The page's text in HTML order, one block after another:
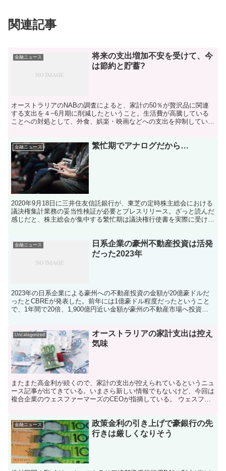
関連記事
金融ニュース
将来の支出増加不安を受けて、今
は節約と貯蓄?
オーストラリアのNABの調査によると、家計の50％が贅沢品に関連
する支出を４−6月期に削減したということ。生活費が高騰している
ことへの対処として、外食、娯楽・映画などへの支出を抑制してい
金融ニュース 繁忙期でアナログだから…
2020年9月18日に三井住友信託銀行が、東芝の定時株主総会における
議決権集計業務の妥当性検証が必要とプレスリリース。ざっと読んだ
感じだと、株主総会が集中する繁忙期は議決権行使書を実際に受け取
金融ニュース
日系企業の豪州不動産投資は活発
だった2023年
2023年の日系企業による豪州への不動産投資の金額が20億豪ドルだ
ったとCBREが発表した。前年には1億豪ドル程度だったということ
で、1年間で20倍、1,900億円近い金額が豪州の不動産市場へ投資さ
Uncategorized
オーストラリアの家計支出は控え
気味
またまた高金利が続くので、家計の支出が控えられているというニュ
ース記事が出てきている。いまさら新しい情報でもないけど、今回は
複合企業のウェスファーマーズのCEOが指摘している。 ウェスファ
金融ニュース
政策金利の引き上げで豪銀行の先
行きは厳しくなりそう